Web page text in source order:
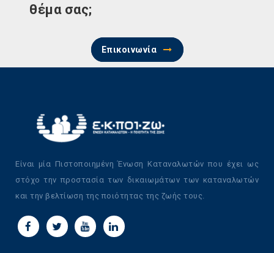
θέμα σας;
Επικοινωνία
Είναι μία Πιστοποιημένη Ένωση Καταναλωτών που έχει ως
στόχο την προστασία των δικαιωμάτων των καταναλωτών
και την βελτίωση της ποιότητας της ζωής τους.